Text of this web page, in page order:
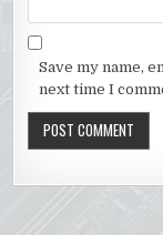
Save my name,
next time I